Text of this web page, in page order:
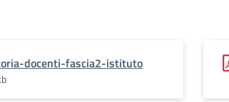
docenti-fascia2-istituto